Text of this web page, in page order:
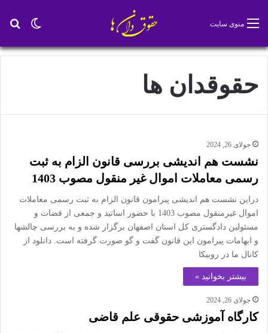
تغییر منوی سایت
حقوقدان ها
جولای 26, 2024
نشست هم اندیشی بررسی قانون الزام به ثبت
رسمی معاملات اموال غیر منقول مصوب 1403
دراین نشست هم اندیشی پیرامون قانون الزام به ثبت رسمی معاملات
اموال غیرمنقول مصوب 1403 با حضور اساتید و جمعی از قضات و
مسئولین دادگستری کل استان اصفهان برگزار شده و به بررسی چالشها
و ابهامات پیرامون این قانون گفت و گو صورت گرفته است. دانلود از
کانال ما در روبیکا
بیشتر بخوانید »
جولای 26, 2024
کارگاه آموزشی حقوقی علم قاضی